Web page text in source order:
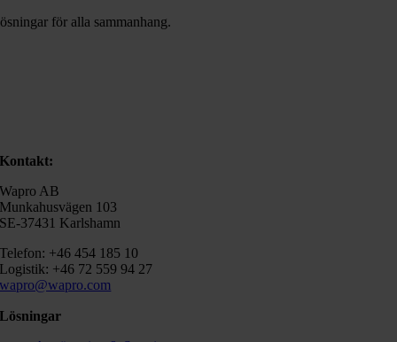
för alla sammanhang.
Kontakt:
Wapro AB
Munkahusvägen 103
SE-37431 Karlshamn
Telefon: +46 454 185 10
Logistik: +46 72 559 94 27
wapro@wapro.com
Lösningar